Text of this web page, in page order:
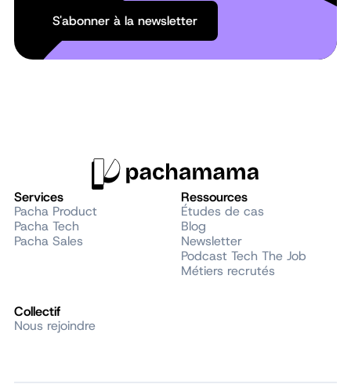
S'abonner à la newsletter
S'abonner à la newsletter
Services
Pacha Product
Pacha Tech
Pacha Sales
Ressources
Études de cas
Blog
Newsletter
Podcast Tech The Job
Métiers recrutés
Collectif
Nous rejoindre